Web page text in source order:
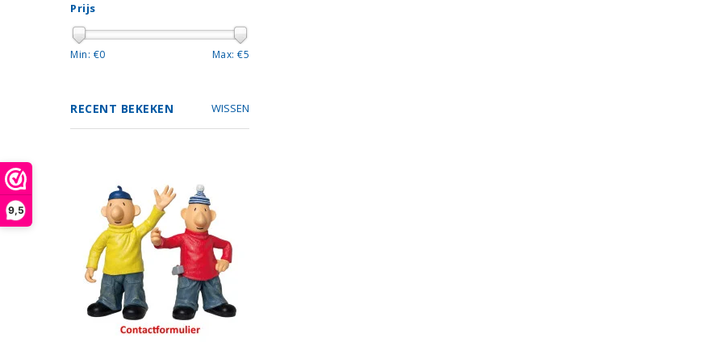
9,5
Prijs
Min: €0 Max: €5
RECENT BEKEKEN WISSEN